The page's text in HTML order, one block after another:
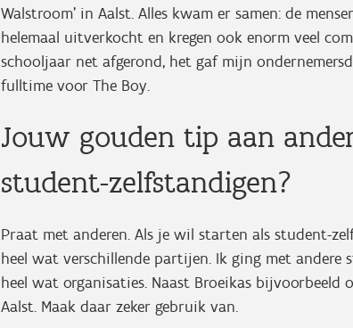
Walstroom’ in Aalst. Alles kwam er samen: de
helemaal uitverkocht en kregen ook enorm veel
schooljaar net afgerond, het gaf mijn
fulltime voor The Boy.
Jouw gouden tip aan
student-zelfstandigen?
Praat met anderen. Als je wil starten als student-
heel wat verschillende partijen. Ik ging met
heel wat organisaties. Naast Broeikas bijvoorbeeld
Aalst. Maak daar zeker gebruik van.